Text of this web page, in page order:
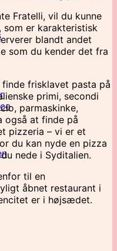
Fratelli, vil du kunne
som er karakteristisk
blandt andet
som du kender det fra
frisklavet pasta på
primi, secondi
parmaskinke,
også at finde på
pizzeria – vi er et
du kan nyde en pizza
nede i Syditalien.
til en
åbnet restaurant i
er i højsædet.